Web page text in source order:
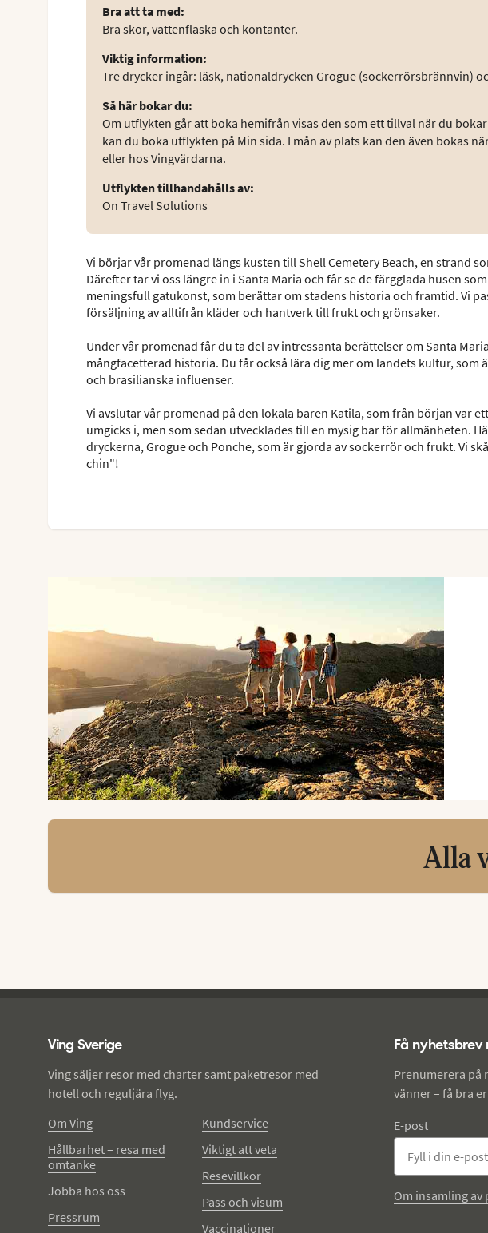
Bra att ta med:
Bra skor, vattenflaska och kontanter.
Viktig information:
Tre drycker ingår: läsk, nationaldrycken Grogue (sockerrörsbrännvin)
Så här bokar du:
Om utflykten går att boka hemifrån visas den som ett tillval när du
kan du boka utflykten på Min sida. I mån av plats kan den även bokas
eller hos Vingvärdarna.
Utflykten tillhandahålls av:
On Travel Solutions
Vi börjar vår promenad längs kusten till Shell Cemetery Beach, en strand
Därefter tar vi oss längre in i Santa Maria och får se de färgglada husen
meningsfull gatukonst, som berättar om stadens historia och framtid. Vi
försäljning av alltifrån kläder och hantverk till frukt och grönsaker.
Under vår promenad får du ta del av intressanta berättelser om Santa
mångfacetterad historia. Du får också lära dig mer om landets kultur, som
och brasilianska influenser.
Vi avslutar vår promenad på den lokala baren Katila, som från början var
umgicks i, men som sedan utvecklades till en mysig bar för allmänheten.
dryckerna, Grogue och Ponche, som är gjorda av sockerrör och frukt. Vi
chin"!
Alla
Ving Sverige
Ving säljer resor med charter samt paketresor med
hotell och reguljära flyg.
Om Ving
Hållbarhet – resa med
omtanke
Jobba hos oss
Pressrum
Kundservice
Viktigt att veta
Resevillkor
Pass och visum
Vaccinationer
Få
Prenumerera på
vänner – få bra
E-post
Om insamling